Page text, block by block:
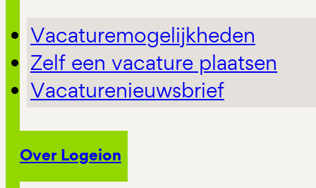
Vacaturemogelijkheden
Zelf een vacature plaatsen
Vacaturenieuwsbrief
Over Logeion